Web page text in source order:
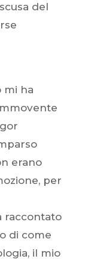
del
mi ha
erano
per
raccontato
di come
il mio